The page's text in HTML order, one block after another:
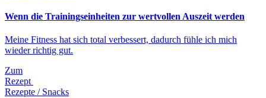
Wenn die Trainingseinheiten zur wertvollen Auszeit werden
Meine Fitness hat sich total verbessert, dadurch fühle ich mich
wieder richtig gut.
Zum
Rezept
Rezepte / Snacks